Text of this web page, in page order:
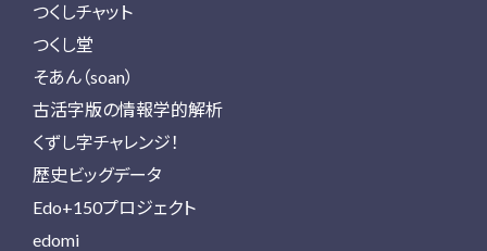
つくしチャット
つくし堂
そあん（soan）
古活字版の情報学的解析
くずし字チャレンジ！
歴史ビッグデータ
Edo+150プロジェクト
edomi